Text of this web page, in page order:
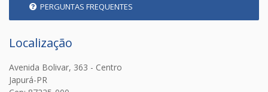
PERGUNTAS FREQUENTES
Localização
Avenida Bolivar, 363 - Centro
Japurá-PR